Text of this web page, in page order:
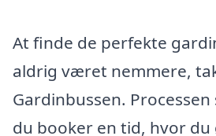
At finde de perfekte
aldrig været nemmere,
Gardinbussen.
du booker en tid, hvor du